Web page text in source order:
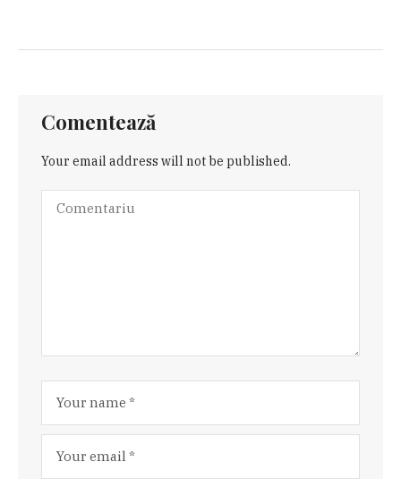
Comentează
Your email address will not be published.